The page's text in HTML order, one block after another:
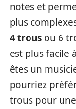
notes et
plus
4 trous ou 6
est plus facile
êtes un
pourriez
trous pour